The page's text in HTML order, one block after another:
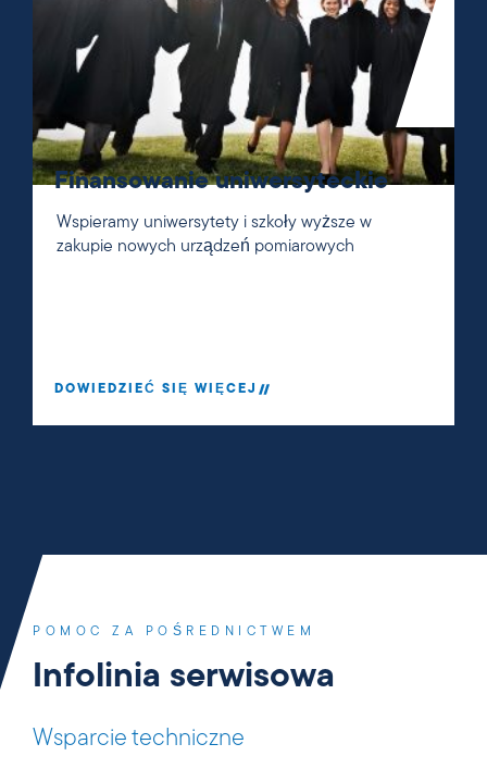
Finansowanie uniwersyteckie
Wspieramy uniwersytety i szkoły wyższe w
zakupie nowych urządzeń pomiarowych
DOWIEDZIEĆ SIĘ WIĘCEJ
POMOC ZA POŚREDNICTWEM
Infolinia serwisowa
Wsparcie techniczne